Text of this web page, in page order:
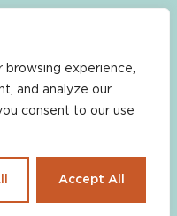
browsing experience,
and analyze our
consent to our use
Accept All
de confidencialidad
Español